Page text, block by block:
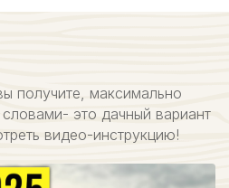
получите, максимально
это дачный вариант
видео-инструкцию!